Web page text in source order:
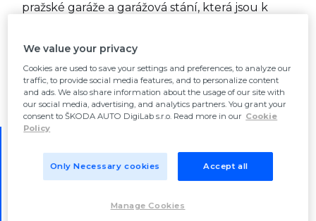
pražské garáže a garážová stání, která jsou k
hodin, ale i na několik dní.
jedete do Prahy na víkend, na celý den, nebo
vám třeba přijede návštěva ze zahraničí.
Tip:Pokud váháte, je na čase
prolomit prvotní ostych –
garáž si vyberete a
We value your privacy
Cookies are used to save your settings and preferences, to analyze our
traffic, to provide social media features, and to personalize content
and ads. We also share information about the usage of our site with
our social media, advertising, and analytics partners. You grant your
consent to ŠKODA AUTO DigiLab s.r.o. Read more in our Cookie
Policy
Only Necessary cookies Accept all
Manage Cookies